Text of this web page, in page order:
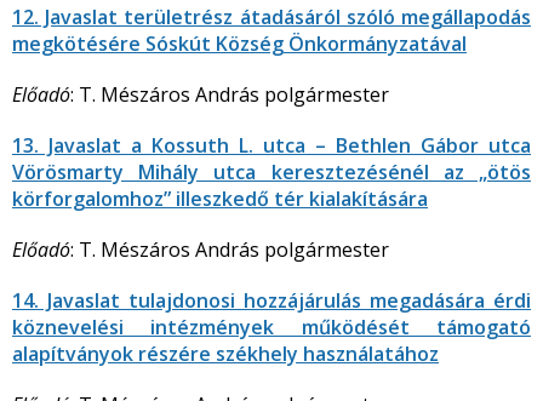
12. Javaslat területrész átadásáról szóló megállapodás
megkötésére Sóskút Község Önkormányzatával
Előadó: T. Mészáros András polgármester
13. Javaslat a Kossuth L. utca – Bethlen Gábor utca
Vörösmarty Mihály utca keresztezésénél az „ötös
körforgalomhoz” illeszkedő tér kialakítására
Előadó: T. Mészáros András polgármester
14. Javaslat tulajdonosi hozzájárulás megadására érdi
köznevelési intézmények működését támogató
alapítványok részére székhely használatához